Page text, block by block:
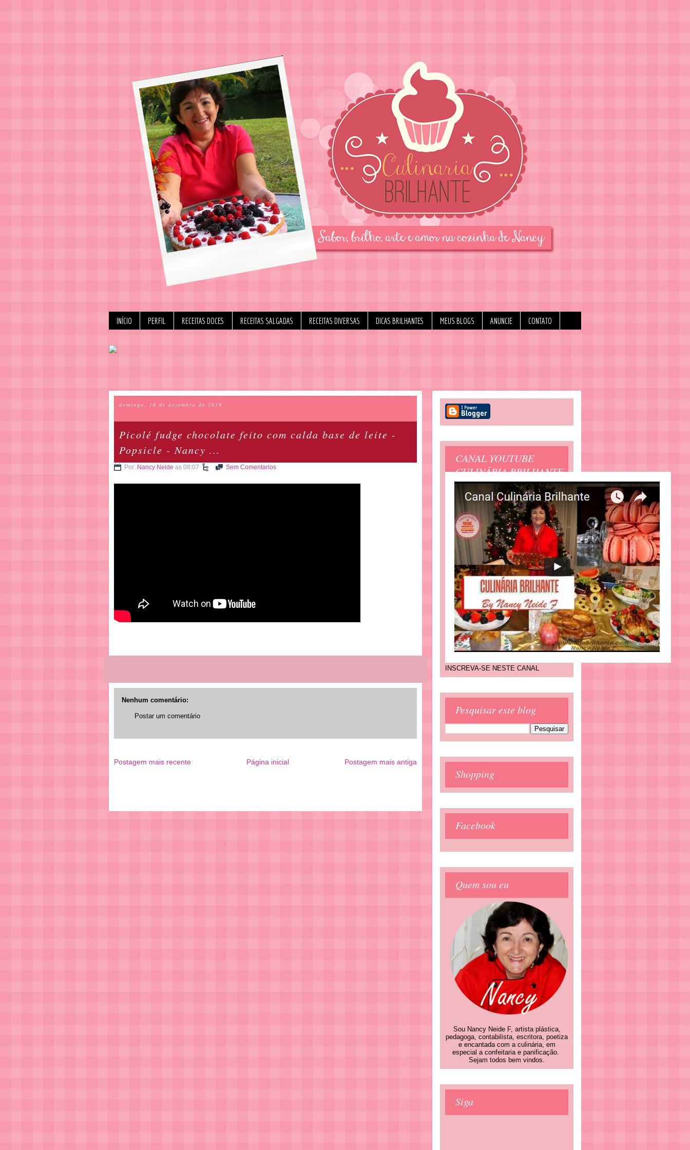
INÍCIO PERFIL RECEITAS DOCES RECEITAS SALGADAS RECEITAS DIVERSAS DICAS BRILHANTES MEUS BLOGS ANUNCIE CONTATO
domingo, 16 de dezembro de 2018
Picolé fudge chocolate feito com calda base de leite -
Popsicle - Nancy ...
Por: Nancy Neide as 08:07 Sem Comentarios
Nenhum comentário:
Postar um comentário
Postagem mais recente Postagem mais antiga
Página inicial
CANAL YOUTUBE
CULINÁRIA BRILHANTE
INSCREVA-SE NESTE CANAL
Pesquisar este blog
Shopping
Facebook
Quem sou eu
Sou Nancy Neide F, artista plástica,
pedagoga, contabilista, escritora, poetiza
e encantada com a culinária, em
especial a confeitaria e panificação.
Sejam todos bem vindos.
Siga